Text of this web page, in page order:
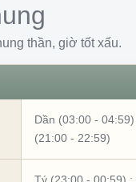
thần, giờ tốt xấu.
Dần (03:00 - 04:59)
(21:00 - 22:59)